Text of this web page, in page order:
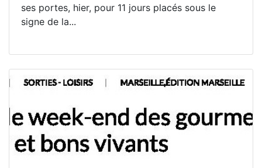
ses portes, hier, pour 11 jours placés sous le
signe de la...